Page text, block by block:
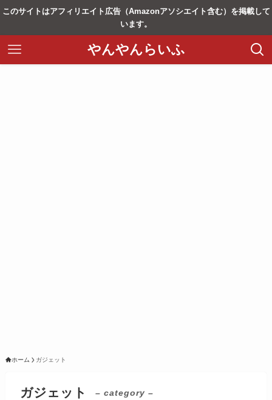
このサイトはアフィリエイト広告（Amazonアソシエイト含む）を掲載して
います。
やんやんらいふ
ホーム ガジェット
ガジェット – category –